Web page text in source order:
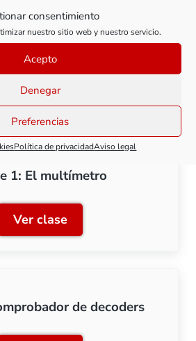
consentimiento
nuestro sitio web y nuestro servicio.
Acepto
Denegar
Preferencias
Política de privacidadAviso legal
herramienta de esas que deben
en nuestra mesa de trabajo.
este curso
1: El multímetro
Ver claseClase 1: El multímetro
de decoders